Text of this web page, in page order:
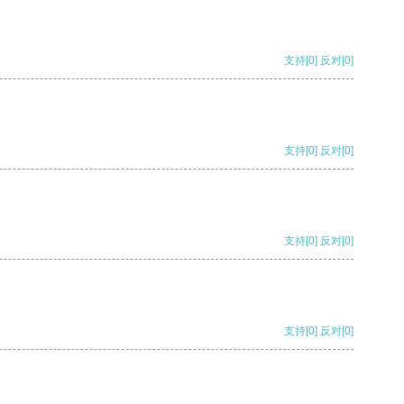
支持[0] 反对[0]
支持[0] 反对[0]
支持[0] 反对[0]
支持[0] 反对[0]